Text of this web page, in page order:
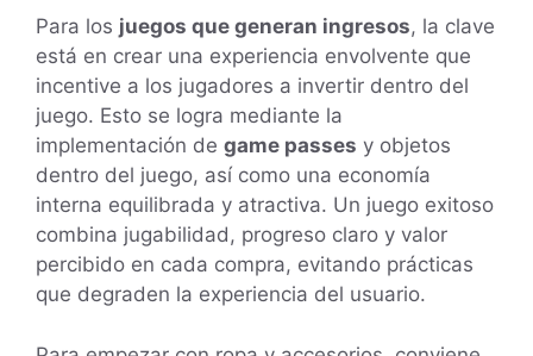
Para los juegos que generan ingresos, la clave
está en crear una experiencia envolvente que
incentive a los jugadores a invertir dentro del
juego. Esto se logra mediante la
implementación de game passes y objetos
dentro del juego, así como una economía
interna equilibrada y atractiva. Un juego exitoso
combina jugabilidad, progreso claro y valor
percibido en cada compra, evitando prácticas
que degraden la experiencia del usuario.